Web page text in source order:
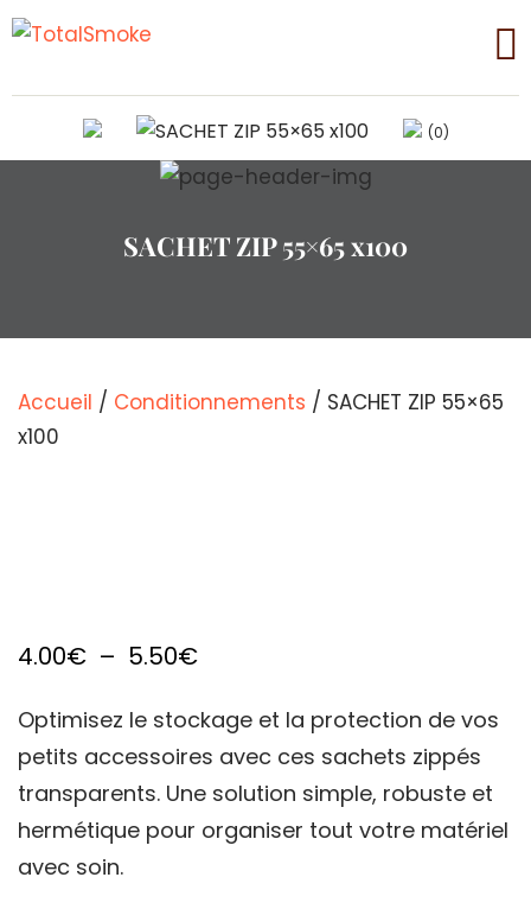
(0)
SACHET ZIP 55×65 x100
Accueil / Conditionnements / SACHET ZIP 55×65
x100
4.00€ – 5.50€Plage
prix :
4.00€
à
Optimisez le stockage et la protection de vos
petits accessoires avec ces sachets zippés
transparents. Une solution simple, robuste et
hermétique pour organiser tout votre matériel
avec soin.